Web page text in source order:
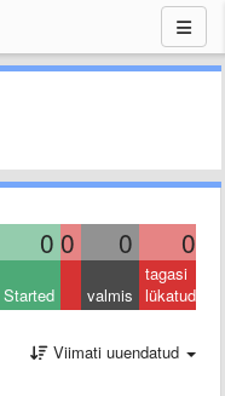
0 0 0 0
Started valmis
tagasi
lükatud
Viimati uuendatud